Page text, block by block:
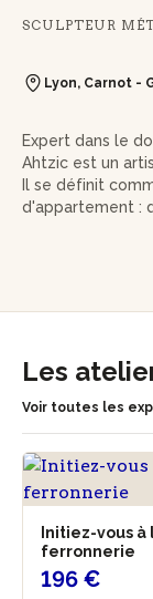
SCULPTEUR
Lyon, Carnot -
Expert dans le
Ahtzic est un
Il se définit
d'appartement :
matières
Laissez-vous
transmission et
Les
Voir toutes les
Initiez-vous
ferronnerie
196 €